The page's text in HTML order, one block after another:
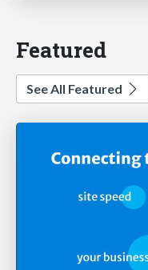
Featured
See All Featured